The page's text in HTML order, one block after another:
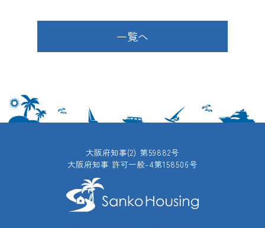
一覧へ
大阪府知事(2) 第59882号
大阪府知事 許可一般-4第158506号